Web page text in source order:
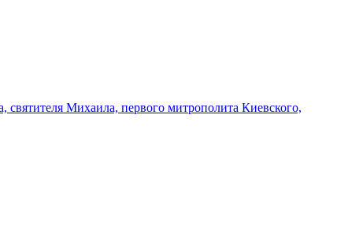
Михаила, первого митрополита Киевского,